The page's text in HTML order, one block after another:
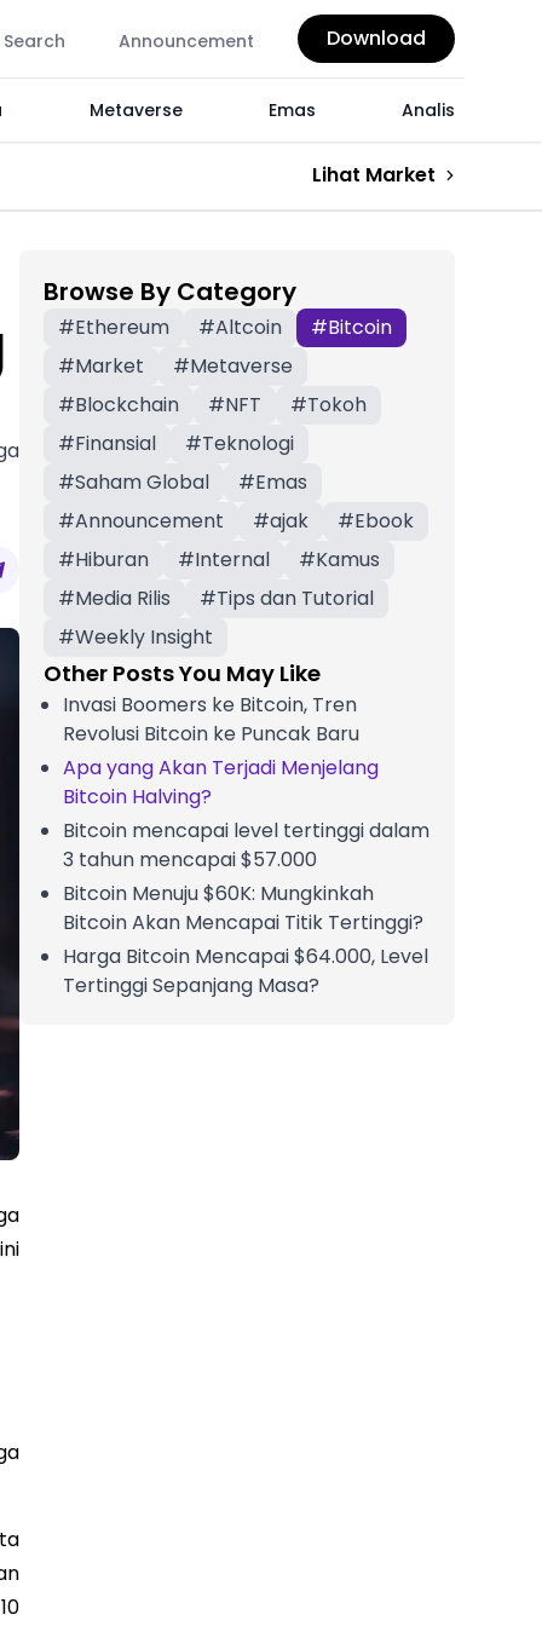
Search Announcement Download
Metaverse Emas Analis
Lihat Market
Browse By Category
#Ethereum #Altcoin #Bitcoin
#Market #Metaverse
#Blockchain #NFT #Tokoh
#Finansial #Teknologi
#Saham Global #Emas
#Announcement #ajak #Ebook
#Hiburan #Internal #Kamus
#Media Rilis #Tips dan Tutorial
#Weekly Insight
Other Posts You May Like
Invasi Boomers ke Bitcoin, Tren
Revolusi Bitcoin ke Puncak Baru
Apa yang Akan Terjadi Menjelang
Bitcoin Halving?
Bitcoin mencapai level tertinggi dalam
3 tahun mencapai $57.000
Bitcoin Menuju $60K: Mungkinkah
Bitcoin Akan Mencapai Titik Tertinggi?
Harga Bitcoin Mencapai $64.000, Level
Tertinggi Sepanjang Masa?